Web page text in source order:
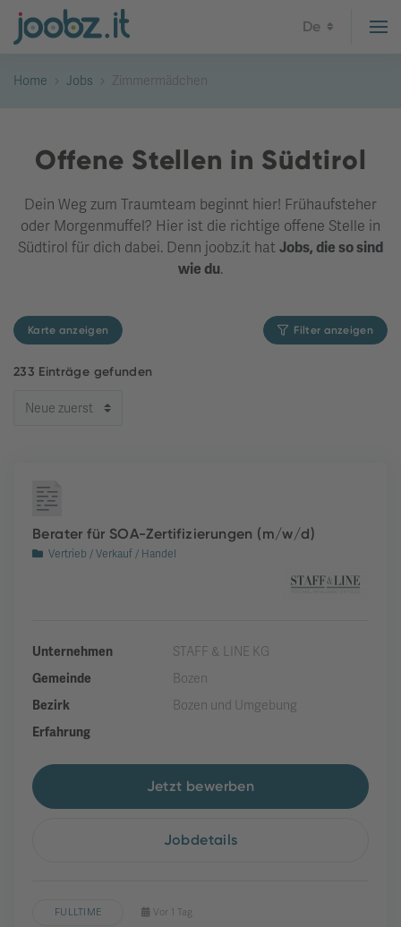
De
Home Jobs Zimmermädchen
Offene Stellen in Südtirol
Dein Weg zum Traumteam beginnt hier! Frühaufsteher
oder Morgenmuffel? Hier ist die richtige offene Stelle in
Südtirol für dich dabei. Denn joobz.it hat Jobs, die so sind
wie du.
Karte anzeigen Filter anzeigen
233 Einträge gefunden
Berater für SOA-Zertifizierungen (m/w/d)
Vertrieb / Verkauf / Handel
Unternehmen
STAFF & LINE KG
Gemeinde
Bozen
Bezirk
Bozen und Umgebung
Erfahrung
Jetzt bewerben
Jobdetails
FULLTIME Vor 1 Tag